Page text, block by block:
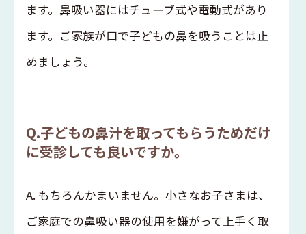
ます。鼻吸い器にはチューブ式や電動式があり
ます。ご家族が口で子どもの鼻を吸うことは止
めましょう。
Q.子どもの鼻汁を取ってもらうためだけ
に受診しても良いですか。
A. もちろんかまいません。小さなお子さまは、
ご家庭での鼻吸い器の使用を嫌がって上手く取